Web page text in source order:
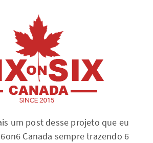
um post desse projeto que eu
Canada sempre trazendo 6